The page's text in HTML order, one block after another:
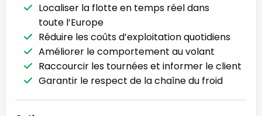
Localiser la flotte en temps réel dans
toute l’Europe
Réduire les coûts d’exploitation quotidiens
Améliorer le comportement au volant
Raccourcir les tournées et informer le client
Garantir le respect de la chaîne du froid